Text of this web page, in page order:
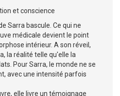
et conscience
Sarra bascule. Ce qui ne
médicale devient le point
intérieur. A son réveil,
la réalité telle qu'elle la
Pour Sarra, le monde ne se
avec une intensité parfois
elle livre un témoignage